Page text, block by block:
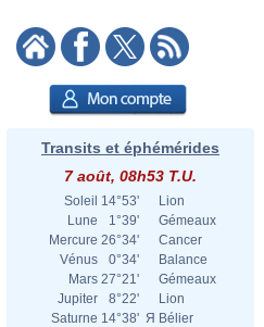
Transits et éphémérides
7 août, 08h53 T.U.
Soleil 14°53'
Lion
Lune
1°39'
Gémeaux
Mercure 26°34'
Cancer
Vénus
0°34'
Balance
Mars 27°21'
Gémeaux
Jupiter
8°22'
Lion
Saturne 14°38' Я Bélier